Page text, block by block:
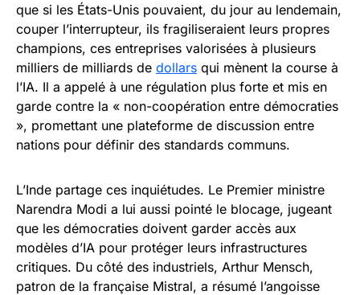
que si les États-Unis pouvaient, du jour au lendemain,
couper l’interrupteur, ils fragiliseraient leurs propres
champions, ces entreprises valorisées à plusieurs
milliers de milliards de dollars qui mènent la course à
l’IA. Il a appelé à une régulation plus forte et mis en
garde contre la « non-coopération entre démocraties
», promettant une plateforme de discussion entre
nations pour définir des standards communs.
L’Inde partage ces inquiétudes. Le Premier ministre
Narendra Modi a lui aussi pointé le blocage, jugeant
que les démocraties doivent garder accès aux
modèles d’IA pour protéger leurs infrastructures
critiques. Du côté des industriels, Arthur Mensch,
patron de la française Mistral, a résumé l’angoisse